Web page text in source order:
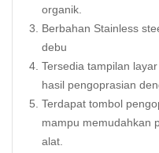
organik.
Berbahan Stainless
debu
Tersedia tampilan
hasil pengoprasian
Terdapat tombol
mampu memudahkan
alat.